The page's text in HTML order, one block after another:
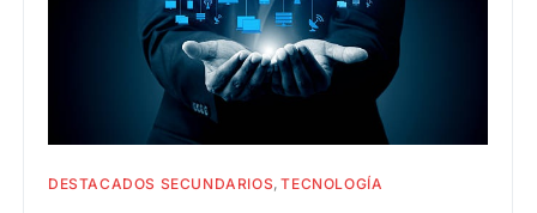
DESTACADOS SECUNDARIOS TECNOLOGÍA